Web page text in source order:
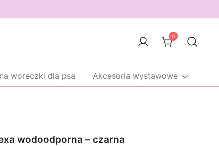
0
woreczki dla psa Akcesoria wystawowe
wodoodporna – czarna